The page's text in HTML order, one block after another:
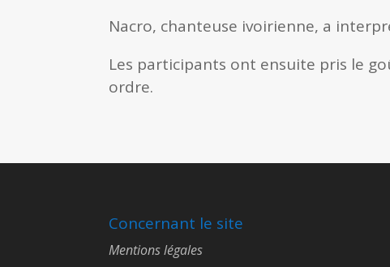
Nacro, chanteuse ivoirienne, a
Les participants ont ensuite pris le
ordre.
Concernant le site
Mentions légales